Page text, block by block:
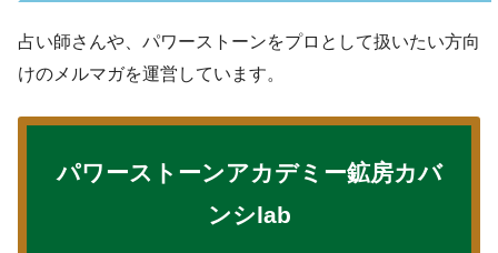
占い師さんや、パワーストーンをプロとして扱いたい方向
けのメルマガを運営しています。
パワーストーンアカデミー鉱房カバ
ンシlab